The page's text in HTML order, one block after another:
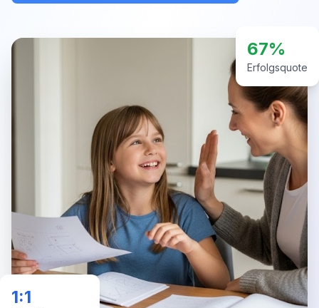
67%
Erfolgsquote
1:1